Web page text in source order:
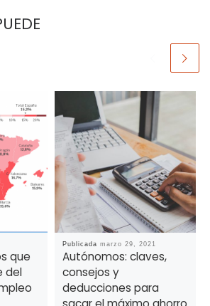
que
del
Publicada marzo 29, 2021
Autónomos: claves,
consejos y
deducciones para